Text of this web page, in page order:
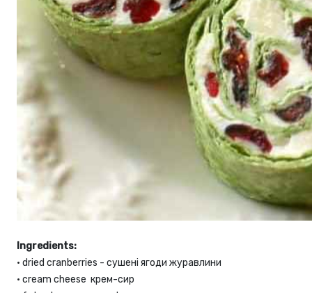
Ingredients:
• dried cranberries - сушені ягоди журавлини
• cream cheese крем-сир